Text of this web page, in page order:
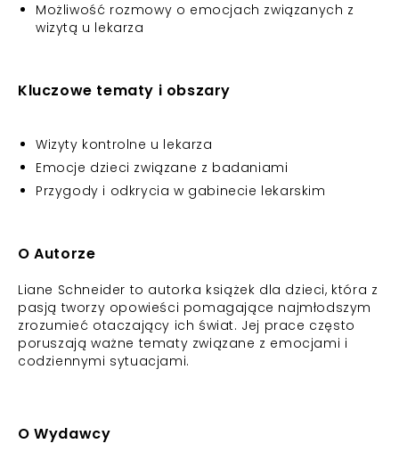
Możliwość rozmowy o emocjach związanych z
wizytą u lekarza
Kluczowe tematy i obszary
Wizyty kontrolne u lekarza
Emocje dzieci związane z badaniami
Przygody i odkrycia w gabinecie lekarskim
O Autorze
Liane Schneider to autorka książek dla dzieci, która z
pasją tworzy opowieści pomagające najmłodszym
zrozumieć otaczający ich świat. Jej prace często
poruszają ważne tematy związane z emocjami i
codziennymi sytuacjami.
O Wydawcy